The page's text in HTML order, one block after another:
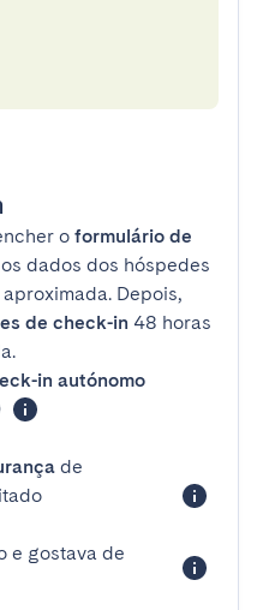
o formulário de
dados dos hóspedes
Depois,
de check-in 48 horas
in autónomo
de
e gostava de